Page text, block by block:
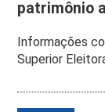
patrimônio
Informações
Superior